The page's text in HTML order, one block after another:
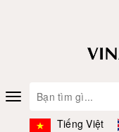
Toggle
navigation
Tiếng Việt